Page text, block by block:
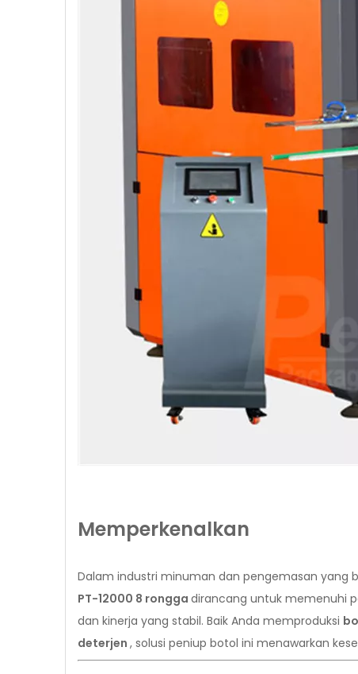
Memperkenalkan
Dalam industri minuman dan pengemasan yang
PT-12000 8 rongga dirancang untuk memenuhi
dan kinerja yang stabil. Baik Anda memproduksi
deterjen , solusi peniup botol ini menawarkan